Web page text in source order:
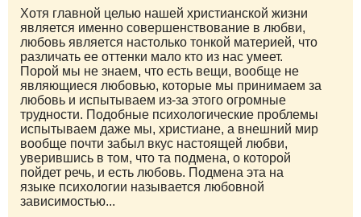
Хотя главной целью нашей христианской жизни
является именно совершенствование в любви,
любовь является настолько тонкой материей, что
различать ее оттенки мало кто из нас умеет.
Порой мы не знаем, что есть вещи, вообще не
являющиеся любовью, которые мы принимаем за
любовь и испытываем из-за этого огромные
трудности. Подобные психологические проблемы
испытываем даже мы, христиане, а внешний мир
вообще почти забыл вкус настоящей любви,
уверившись в том, что та подмена, о которой
пойдет речь, и есть любовь. Подмена эта на
языке психологии называется любовной
зависимостью...